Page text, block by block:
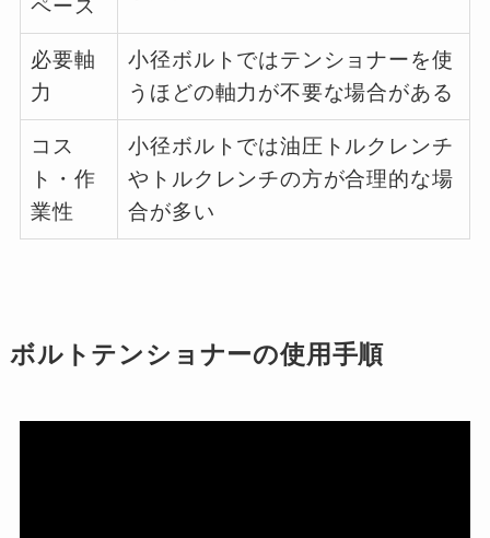
ペース
必要軸
力
小径ボルトではテンショナーを使
うほどの軸力が不要な場合がある
コス
ト・作
業性
小径ボルトでは油圧トルクレンチ
やトルクレンチの方が合理的な場
合が多い
ボルトテンショナーの使用手順